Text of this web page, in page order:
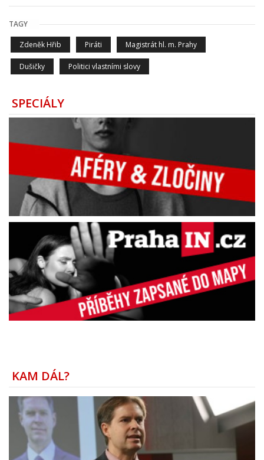
TAGY
Zdeněk Hřib Piráti Magistrát hl. m. Prahy
Dušičky Politici vlastními slovy
SPECIÁLY
KAM DÁL?